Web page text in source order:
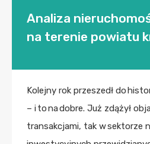
Analiza
na terenie powiatu
Kolejny rok przeszedł do
– i to na dobre. Już zdążył
transakcjami, tak w sektorze